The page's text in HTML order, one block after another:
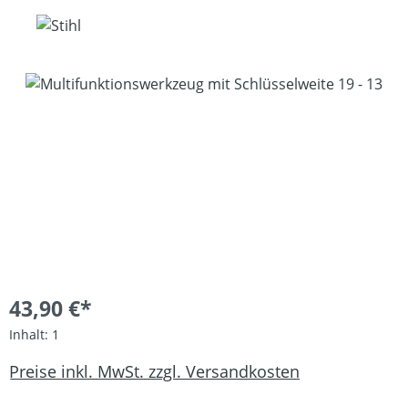
Bildergalerie überspringen
43,90 €*
Inhalt: 1
Preise inkl. MwSt. zzgl. Versandkosten